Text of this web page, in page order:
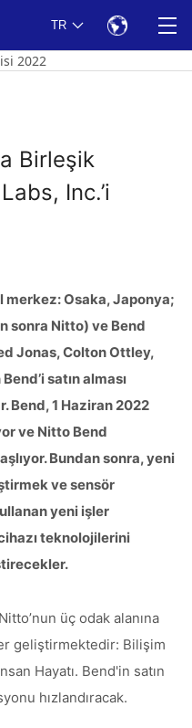
TR
2022
Birleşik
Inc.’i
merkez: Osaka, Japonya;
sonra Nitto) ve Bend
Jonas, Colton Ottley,
satın alması
Bend, 1 Haziran 2022
ve Nitto Bend
Bundan sonra, yeni
ve sensör
yeni işler
teknolojilerini
üç odak alanına
geliştirmektedir: Bilişim
Hayatı. Bend'in satın
hızlandıracak.